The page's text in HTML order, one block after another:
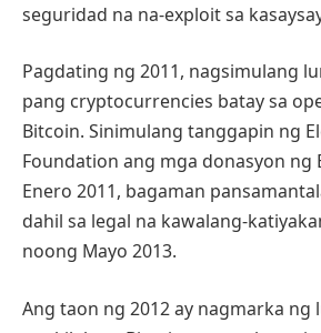
seguridad na na-exploit sa
Pagdating ng 2011, nagsimulang
pang cryptocurrencies batay sa
Bitcoin. Sinimulang tanggapin ng
Foundation ang mga donasyon ng
Enero 2011, bagaman
dahil sa legal na kawalang-
noong Mayo 2013.
Ang taon ng 2012 ay nagmarka ng